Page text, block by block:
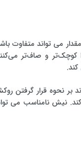
می تواند متفاوت
کوچک‌تر و صاف‌تر
بر نحوه قرار گرفتن
نیش نامناسب می